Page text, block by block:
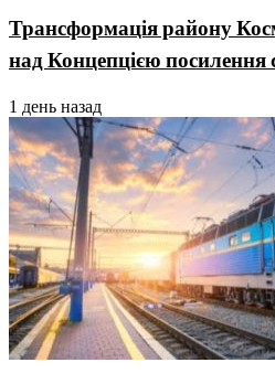
Трансформація району
над Концепцією посилення
1 день назад